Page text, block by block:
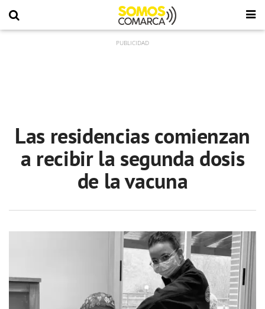
Las residencias comienzan
a recibir la segunda dosis
de la vacuna